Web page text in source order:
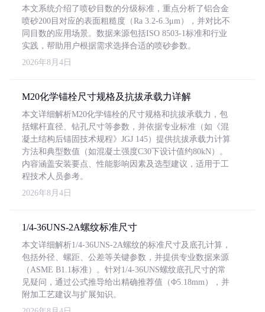
本文系统介绍了喷砂目数的分级标准，重点分析了铝合金
喷砂200目对应的表面粗糙度（Ra 3.2-6.3μm），并对比不
同目数的应用场景。数据来源包括ISO 8503-1标准和行业
实践，帮助用户根据需求选择合适的喷砂参数。
2026年8月4日
M20化学锚栓尺寸规格及抗拔承载力详解
本文详细解析M20化学锚栓的尺寸规格和抗拔承载力，包
括螺杆直径、钻孔尺寸等参数，并依据专业标准（如《混
凝土结构后锚固技术规程》JGJ 145）提供抗拔承载力计算
方法和典型数值（如混凝土强度C30下设计值约80kN）。
内容涵盖安装要点、性能影响因素及选型建议，适用于工
程技术人员参考。
2026年8月4日
1/4-36UNS-2A螺纹标准尺寸
本文详细解析1/4-36UNS-2A螺纹的标准尺寸及底孔计算，
包括外径、螺距、公差等关键参数，并提供专业数据来源
（ASME B1.1标准）。针对1/4-36UNS螺纹底孔尺寸的常
见疑问，通过公式推导给出精确推荐值（Φ5.18mm），并
附加工艺建议与扩展知识。